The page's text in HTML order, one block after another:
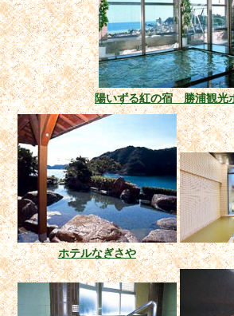
陽いずる紅の宿 勝浦観光
ホテルなぎさや